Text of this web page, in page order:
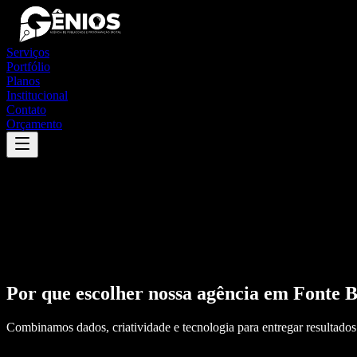
Serviços
Portfólio
Planos
Institucional
Contato
Orçamento
Por que escolher nossa agência em Fonte
Combinamos dados, criatividade e tecnologia para entregar